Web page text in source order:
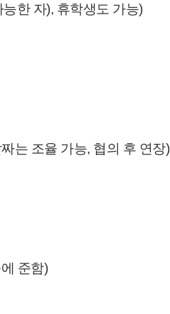
한 자), 휴학생도 가능)
는 조율 가능, 협의 후 연장)
준함)